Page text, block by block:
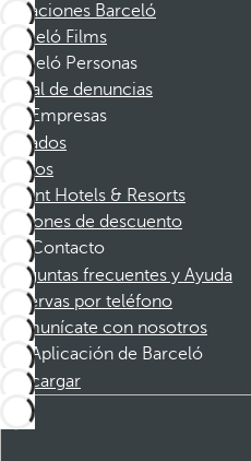
Vacaciones Barceló
Barceló Films
Barceló Personas
Canal de denuncias
Empresas
Afiliados
Socios
Dorint Hotels & Resorts
Cupones de descuento
Contacto
Preguntas frecuentes y Ayuda
Reservas por teléfono
Comunícate con nosotros
Aplicación de Barceló
Descargar